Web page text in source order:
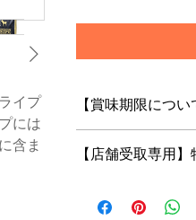
イプ
には
含ま
【賞味期限につい
当店はお客様に
【店舗受取専用
はカートで「店